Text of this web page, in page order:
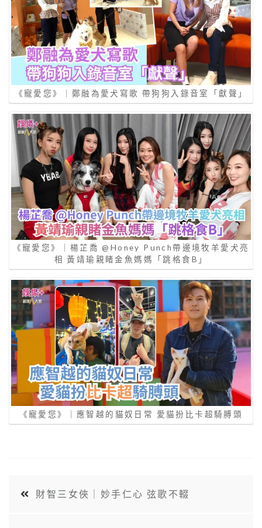
《寵愛您》｜鄭融為愛犬寫歌 帶狗狗入錄音室「獻聲」
《寵愛您》｜楊芷喬 @Honey Punch帶邊境牧羊愛犬亮
相 黃靖瑜親睹金魚媽媽「跳格食B」
《寵愛您》｜應智越的貓奴日常 愛貓扮比卡超騎膊頭
財智三女俠｜妙手仁心 弦歌不輟